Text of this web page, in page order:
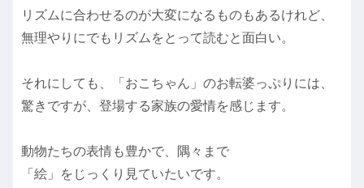
リズムに合わせるのが大変になるものもあるけれど、
無理やりにでもリズムをとって読むと面白い。
それにしても、「おこちゃん」のお転婆っぷりには、
驚きですが、登場する家族の愛情を感じます。
動物たちの表情も豊かで、隅々まで
「絵」をじっくり見ていたいです。